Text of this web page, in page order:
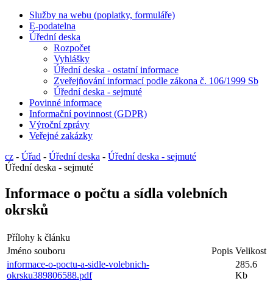
Služby na webu (poplatky, formuláře)
E-podatelna
Úřední deska
Rozpočet
Vyhlášky
Úřední deska - ostatní informace
Zveřejňování informací podle zákona č. 106/1999 Sb
Úřední deska - sejmuté
Povinné informace
Informační povinnost (GDPR)
Výroční zprávy
Veřejné zakázky
cz - Úřad - Úřední deska - Úřední deska - sejmuté
Úřední deska - sejmuté
Informace o počtu a sídla volebních
okrsků
Přílohy k článku
Jméno souboru
Popis Velikost
informace-o-poctu-a-sidle-volebnich-
okrsku389806588.pdf
285.6
Kb